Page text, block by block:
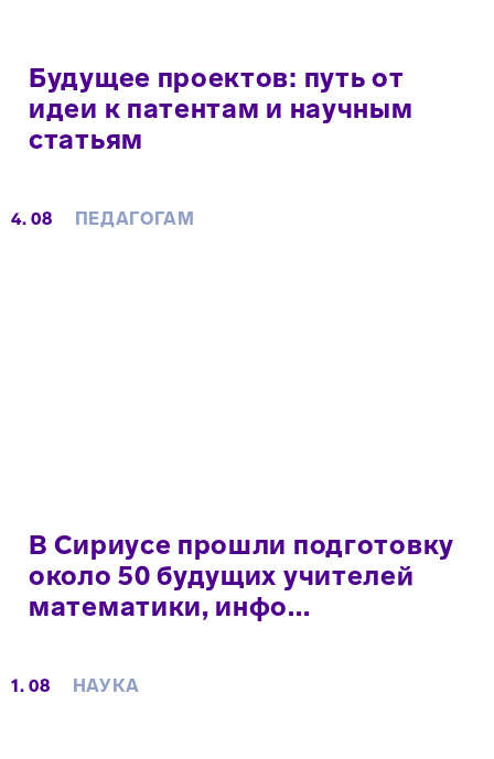
Будущее проектов: путь от
идеи к патентам и научным
статьям
4. 08 ПЕДАГОГАМ
В Сириусе прошли подготовку
около 50 будущих учителей
математики, инфо...
1. 08 НАУКА